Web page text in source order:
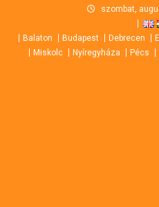
content
szombat,
Balaton Budapest Debrecen
Miskolc
Nyíregyháza Pécs